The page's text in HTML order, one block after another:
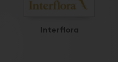
Interflora